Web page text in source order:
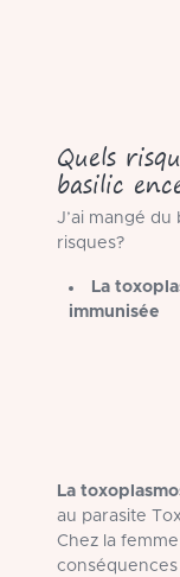
Quels
basilic
J’ai mangé du
risques?
La
immunisée
La
au parasite
Chez la